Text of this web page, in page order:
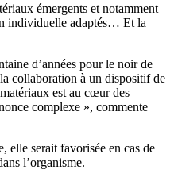
émergents et notamment
individuelle adaptés… Et la
d’années pour le noir de
collaboration à un dispositif de
est au cœur des
complexe », commente
elle serait favorisée en cas de
l’organisme.